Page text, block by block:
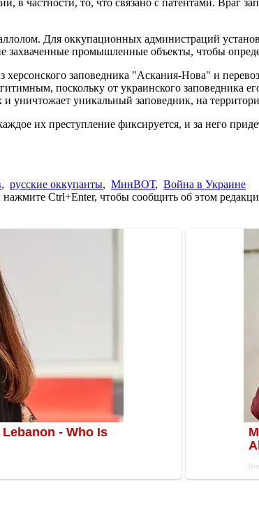
в частности, то, что связано с патентами.
Для оккупационных администраций
промышленные объекты, чтобы
заповедника "Аскания-Нова" и
поскольку от украинского заповедника
уничтожает уникальный заповедник, на
их преступление фиксируется, и за него
, русские оккупанты, МинВОТ, Война в Украине
Ctrl+Enter, чтобы сообщить об этом